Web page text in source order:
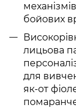
бойових
лицьова
для
як-от